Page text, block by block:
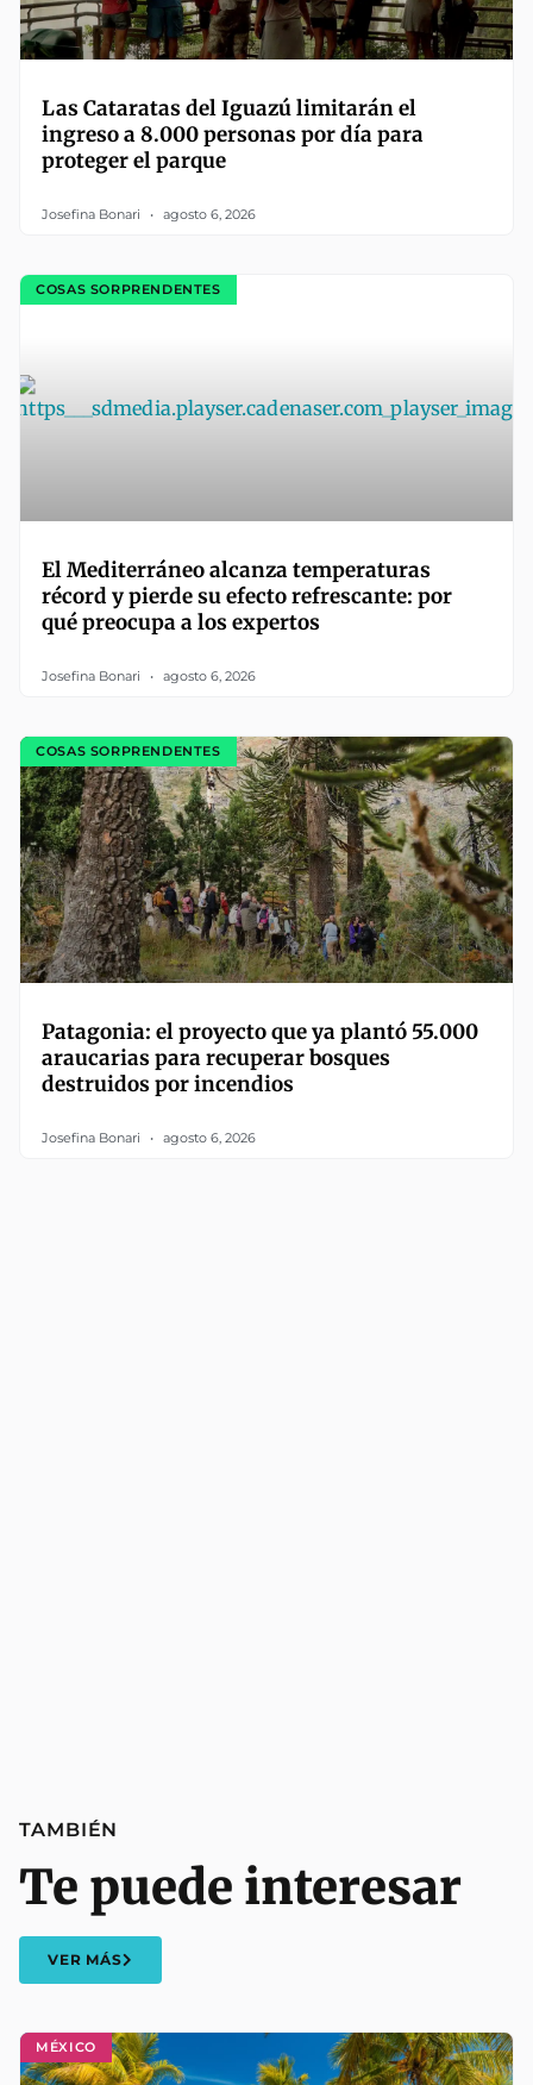
Las Cataratas del Iguazú limitarán el
ingreso a 8.000 personas por día para
proteger el parque
Josefina Bonari agosto 6, 2026
COSAS SORPRENDENTES
El Mediterráneo alcanza temperaturas
récord y pierde su efecto refrescante: por
qué preocupa a los expertos
Josefina Bonari agosto 6, 2026
COSAS SORPRENDENTES
Patagonia: el proyecto que ya plantó 55.000
araucarias para recuperar bosques
destruidos por incendios
Josefina Bonari agosto 6, 2026
MÉXICO
TAMBIÉN
Te puede interesar
VER MÁS